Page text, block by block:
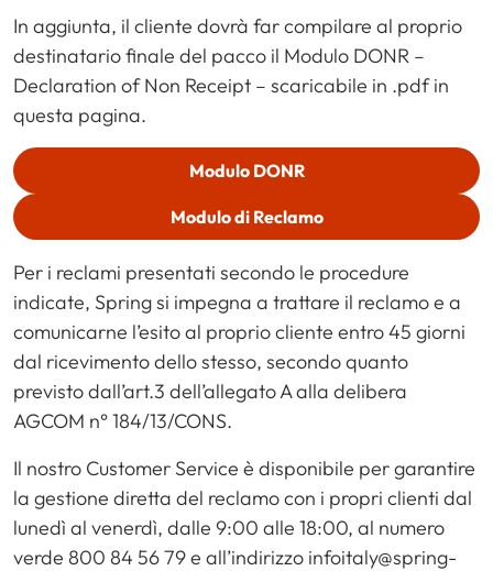
In aggiunta, il cliente dovrà far compilare al proprio
destinatario finale del pacco il Modulo DONR –
Declaration of Non Receipt – scaricabile in .pdf in
questa pagina.
Modulo DONR
Modulo di Reclamo
Per i reclami presentati secondo le procedure
indicate, Spring si impegna a trattare il reclamo e a
comunicarne l’esito al proprio cliente entro 45 giorni
dal ricevimento dello stesso, secondo quanto
previsto dall’art.3 dell’allegato A alla delibera
AGCOM n° 184/13/CONS.
Il nostro Customer Service è disponibile per garantire
la gestione diretta del reclamo con i propri clienti dal
lunedì al venerdì, dalle 9:00 alle 18:00, al numero
verde 800 84 56 79 e all’indirizzo infoitaly@spring-